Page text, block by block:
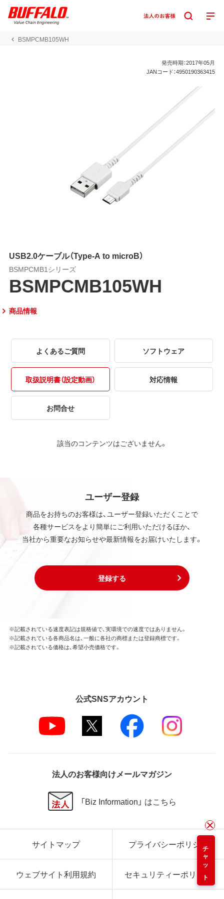
BSMPCMB105WH
発売時期：2017年05月
JANコード：4950190363415
USB2.0ケーブル（Type-A to microB）
BSMPCMB1シリーズ
BSMPCMB105WH
商品情報
よくあるご質問 ソフトウェア
取扱説明書（設定動画） 対応情報
お問合せ
該当のコンテンツはございません。
ユーザー登録
商品をお持ちのお客様は、ユーザー登録いただくことで
各種サービスをより簡単にご利用いただけるほか、
当社から重要なお知らせや最新情報をお届けいたします。
登録する
チャット
※記載されている速度表記は規格値で、実環境での速度ではありません。
※記載されている各商品名は、一般に各社の商標または登録商標です。
※記載されている価格は、希望小売価格です。
公式SNSアカウント
法人のお客様向けメールマガジン
「Biz Information」 はこちら
サイトマップ プライバシーポリシー
ウェブサイト利用規約 セキュリティーポリシー